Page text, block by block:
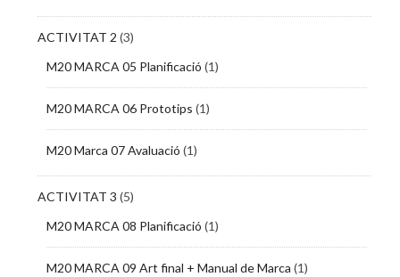
ACTIVITAT 2 (3)
M20 MARCA 05 Planificació (1)
M20 MARCA 06 Prototips (1)
M20 Marca 07 Avaluació (1)
ACTIVITAT 3 (5)
M20 MARCA 08 Planificació (1)
M20 MARCA 09 Art final + Manual de Marca (1)